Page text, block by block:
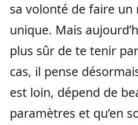
sa volonté de faire un
unique. Mais
plus sûr de te tenir
cas, il pense
est loin, dépend de
paramètres et qu’en